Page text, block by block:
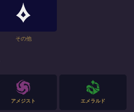
その他
アメジスト エメラルド